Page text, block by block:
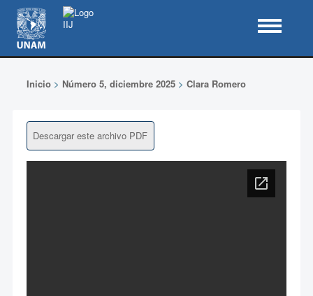
Inicio> Número 5, diciembre 2025> Clara Romero
Descargar este archivo PDF